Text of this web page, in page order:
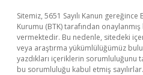
Sitemiz, 5651 Sayılı Kanun
Kurumu (BTK) tarafından
vermektedir. Bu nedenle, sitedeki
veya araştırma yükümlülüğümüz
yazdıkları içeriklerin sorumluluğunu
bu sorumluluğu kabul etmiş sayılırlar.